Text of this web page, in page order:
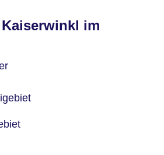
ein ideales Ziel sowohl für
als auch für eine längere
ist die Kaiserwinkl-Skicard. Mit
alle drei Skigebiete nutzen.
immer, wie die Bedingungen in
und die Bilder lassen
auf die Zeit im
aufkommen. Auf den
im